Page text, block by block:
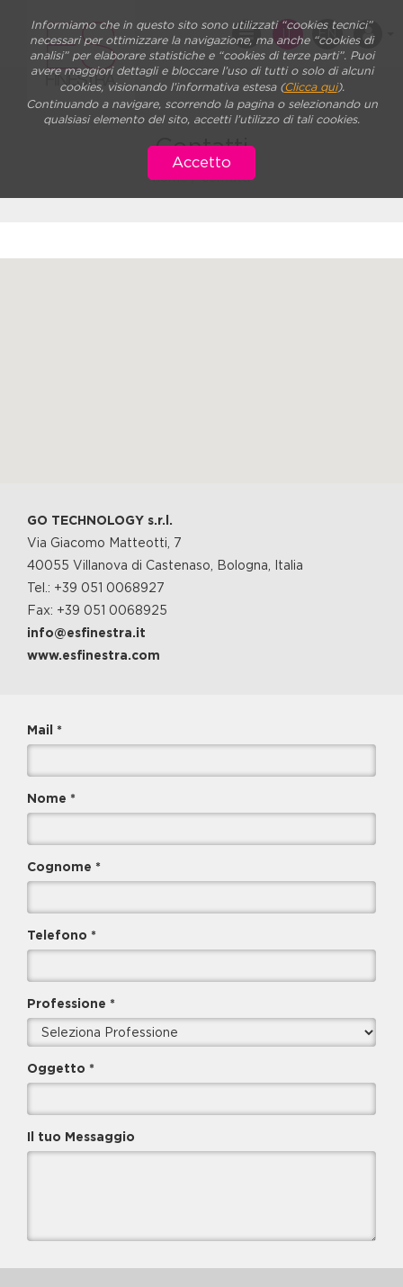
EN
Contatti
home/ contatti
GO TECHNOLOGY s.r.l.
Via Giacomo Matteotti, 7
40055 Villanova di Castenaso, Bologna, Italia
Tel.: +39 051 0068927
Fax: +39 051 0068925
info@esfinestra.it
www.esfinestra.com
Mail *
Nome *
Cognome *
Telefono *
Professione *
Oggetto *
Il tuo Messaggio
Informiamo che in questo sito sono utilizzati “cookies tecnici”
necessari per ottimizzare la navigazione, ma anche “cookies di
analisi” per elaborare statistiche e “cookies di terze parti”. Puoi
avere maggiori dettagli e bloccare l’uso di tutti o solo di alcuni
cookies, visionando l’informativa estesa (Clicca qui).
Continuando a navigare, scorrendo la pagina o selezionando un
qualsiasi elemento del sito, accetti l’utilizzo di tali cookies.
Accetto